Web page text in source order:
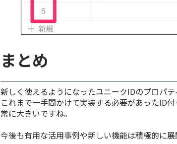
まとめ
新しく使えるようになったユニークIDのプロパ
これまで一手間かけて実装する必要があったID
常に大きいですね。
今後も有用な活用事例や新しい機能は積極的に展